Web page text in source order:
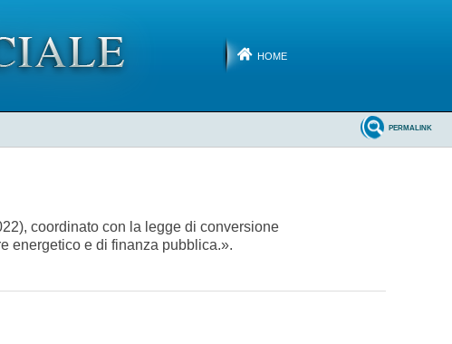
HOME
PERMALINK
coordinato con la legge di conversione
energetico e di finanza pubblica.».